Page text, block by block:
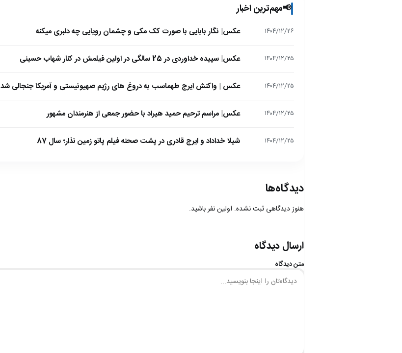
📢مهم‌ترین اخبار
۱۴۰۴/۱۲/۲۶ عکس| نگار بابایی با صورت کک مکی و چشمان رویایی چه دلبری میکنه
۱۴۰۴/۱۲/۲۵ عکس| سپیده خداوردی در 25 سالگی در اولین فیلمش در کنار شهاب حسینی
۱۴۰۴/۱۲/۲۵ عکس | واکنش ایرج طهماسب به دروغ های رژیم صهیونیستی و آمریکا جنجالی شد
۱۴۰۴/۱۲/۲۵ عکس| مراسم ترحیم حمید هیراد با حضور جمعی از هنرمندان مشهور
۱۴۰۴/۱۲/۲۵ شیلا خداداد و ایرج قادری در پشت صحنه فیلم پاتو زمین نذار؛ سال 87
دیدگاه‌ها
هنوز دیدگاهی ثبت نشده. اولین نفر باشید.
ارسال دیدگاه
متن دیدگاه